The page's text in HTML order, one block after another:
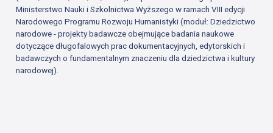
Ministerstwo Nauki i Szkolnictwa Wyższego w ramach VIII edycji
Narodowego Programu Rozwoju Humanistyki (moduł: Dziedzictwo
narodowe - projekty badawcze obejmujące badania naukowe
dotyczące długofalowych prac dokumentacyjnych, edytorskich i
badawczych o fundamentalnym znaczeniu dla dziedzictwa i kultury
narodowej).